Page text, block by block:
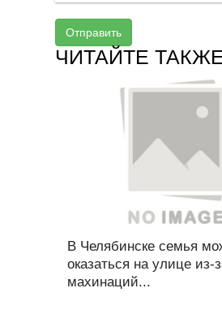
Отправить
ЧИТАЙТЕ
В Челябинске семья
оказаться на улице из-
махинаций...